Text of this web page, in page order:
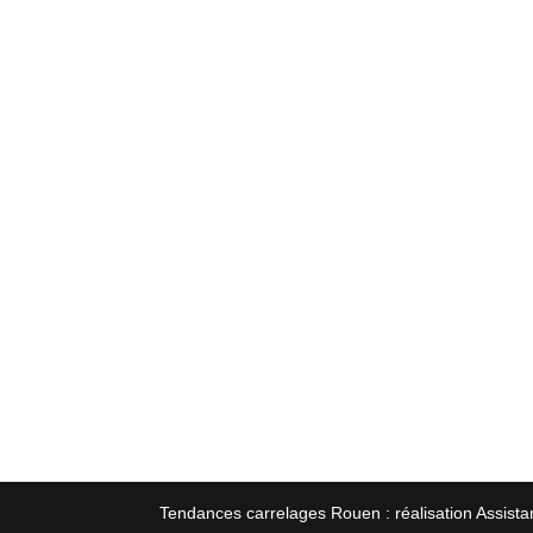
Tendances carrelages Rouen : réalisation